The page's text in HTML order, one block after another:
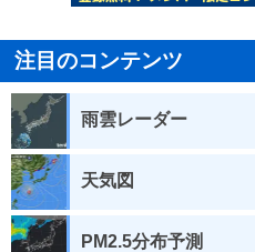
注目のコンテンツ
雨雲レーダー
天気図
PM2.5分布予測